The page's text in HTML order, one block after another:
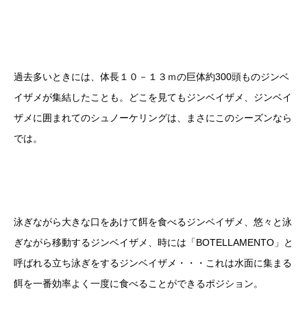
過去多いときには、体長１０－１３ｍの巨体約300頭ものジンベ
イザメが集結したことも。どこを見てもジンベイザメ、ジンベイ
ザメに囲まれてのシュノーケリングは、まさにこのシーズンなら
では。
泳ぎながら大きな口をあけて餌を食べるジンベイザメ、悠々と泳
ぎながら移動するジンベイザメ、時には「BOTELLAMENTO」と
呼ばれる立ち泳ぎをするジンベイザメ・・・これは水面に集まる
餌を一番効率よく一度に食べることができるポジション。